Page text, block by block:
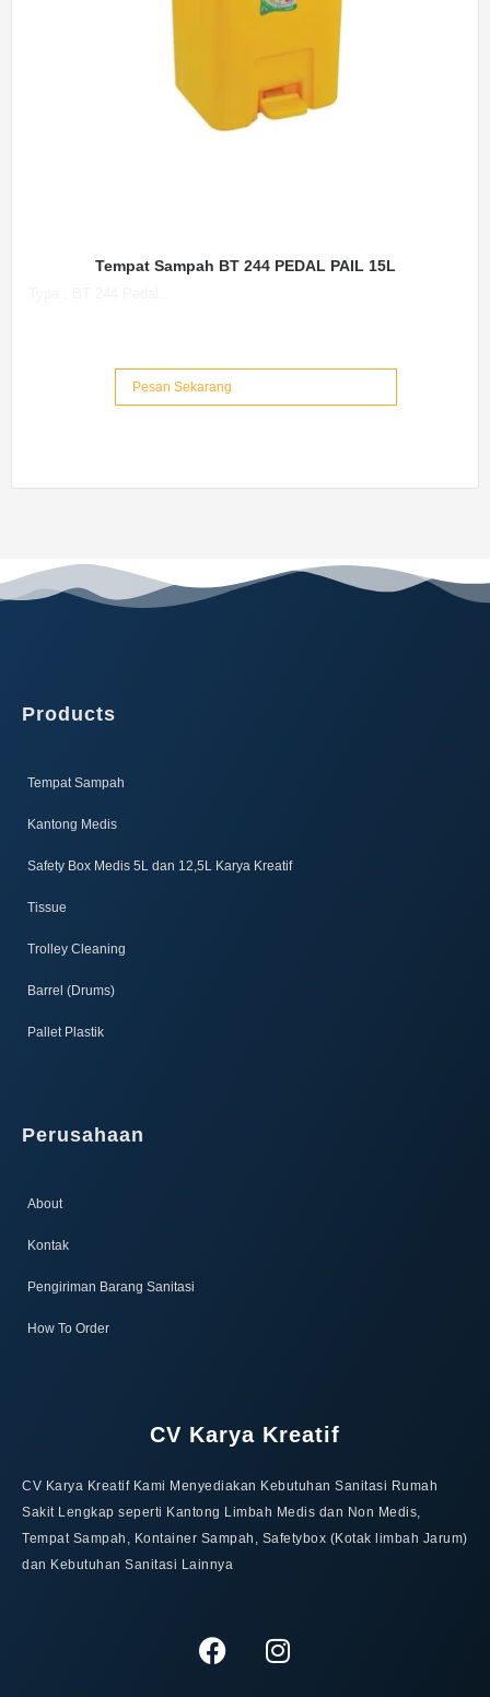
Tempat Sampah BT 244 PEDAL PAIL 15L
Pesan Sekarang
Products
Tempat Sampah
Kantong Medis
Safety Box Medis 5L dan 12,5L Karya Kreatif​
Tissue
Trolley Cleaning
Barrel (Drums)
Pallet Plastik
Perusahaan
About
Kontak
Pengiriman Barang Sanitasi
How To Order
CV Karya Kreatif
CV Karya Kreatif Kami Menyediakan Kebutuhan Sanitasi Rumah
Sakit Lengkap seperti Kantong Limbah Medis dan Non Medis,
Tempat Sampah, Kontainer Sampah, Safetybox (Kotak limbah Jarum)
dan Kebutuhan Sanitasi Lainnya
F
a
I
n